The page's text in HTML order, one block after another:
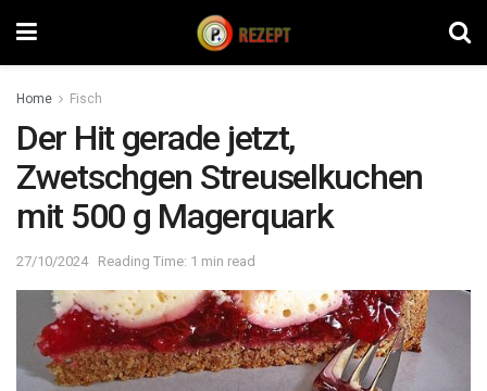
Home Fisch
Der Hit gerade jetzt,
Zwetschgen Streuselkuchen
mit 500 g Magerquark
27/10/2024 Reading Time: 1 min read